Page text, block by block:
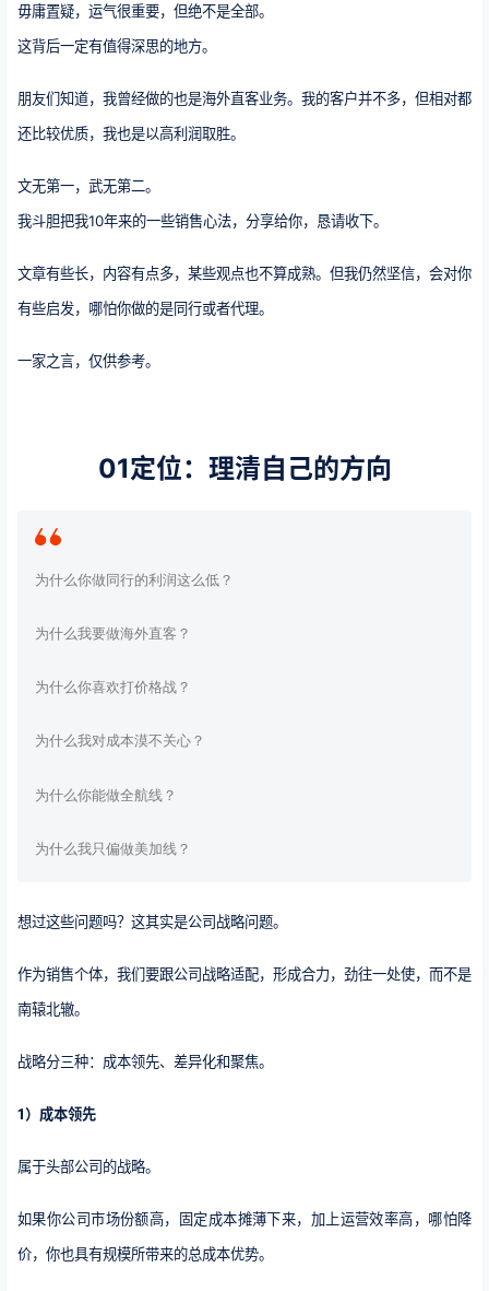
毋庸置疑，运气很重要，但绝不是全部。
这背后一定有值得深思的地方。
朋友们知道，我曾经做的也是海外直客业务。我的客户并不多，但相对都
还比较优质，我也是以高利润取胜。
文无第一，武无第二。
我斗胆把我10年来的一些销售心法，分享给你，恳请收下。
文章有些长，内容有点多，某些观点也不算成熟。但我仍然坚信，会对你
有些启发，哪怕你做的是同行或者代理。
一家之言，仅供参考。
01定位：理清自己的方向
为什么你做同行的利润这么低？
为什么我要做海外直客？
为什么你喜欢打价格战？
为什么我对成本漠不关心？
为什么你能做全航线？
为什么我只偏做美加线？
想过这些问题吗？这其实是公司战略问题。
作为销售个体，我们要跟公司战略适配，形成合力，劲往一处使，而不是
南辕北辙。
战略分三种：成本领先、差异化和聚焦。
1）成本领先
属于头部公司的战略。
如果你公司市场份额高，固定成本摊薄下来，加上运营效率高，哪怕降
价，你也具有规模所带来的总成本优势。